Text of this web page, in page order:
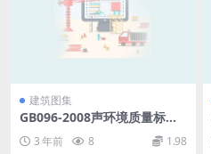
建筑图集
GB096-2008声环境质量标准.
3 年前 8 1.98